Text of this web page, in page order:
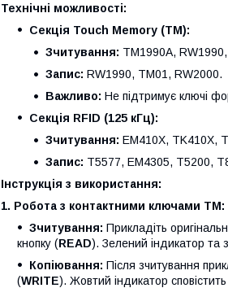
Технічні можливості:
Секція Touch Memory (TM):
Зчитування: TM1990A,
Запис: RW1990, TM01, RW2000.
Важливо: Не підтримує ключі
Секція RFID (125 кГц):
Зчитування: EM410X, TK410X,
Запис: T5577, EM4305, T5200,
Інструкція з використання:
1. Робота з контактними ключами TM:
Зчитування: Прикладіть
кнопку (READ). Зелений індикатор та
Копіювання: Після зчитування
(WRITE). Жовтий індикатор